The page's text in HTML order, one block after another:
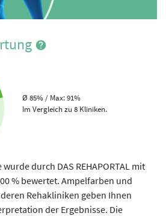
Ø 85% / Max: 91%
Im Vergleich zu 8 Kliniken.
durch DAS REHAPORTAL mit
% bewertet. Ampelfarben und
Rehakliniken geben Ihnen
der Ergebnisse. Die